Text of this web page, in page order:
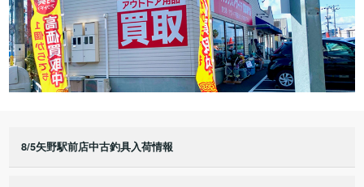
8/5矢野駅前店中古釣具入荷情報